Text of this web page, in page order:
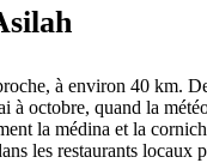
à environ 40 km.
octobre, quand la
la médina et la
les restaurants locaux